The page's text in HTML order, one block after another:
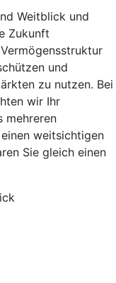
Weitblick und
Zukunft
und
zu nutzen. Bei
wir Ihr
mehreren
weitsichtigen
Sie gleich einen